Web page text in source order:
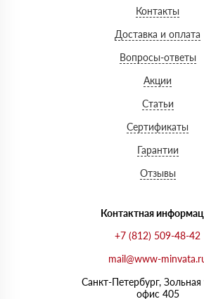
Контакты
Доставка и оплата
Вопросы-ответы
Акции
Статьи
Сертификаты
Гарантии
Отзывы
Контактная
+7 (812) 509-48-42
mail@www-
Санкт-Петербург, Зольная
офис 405